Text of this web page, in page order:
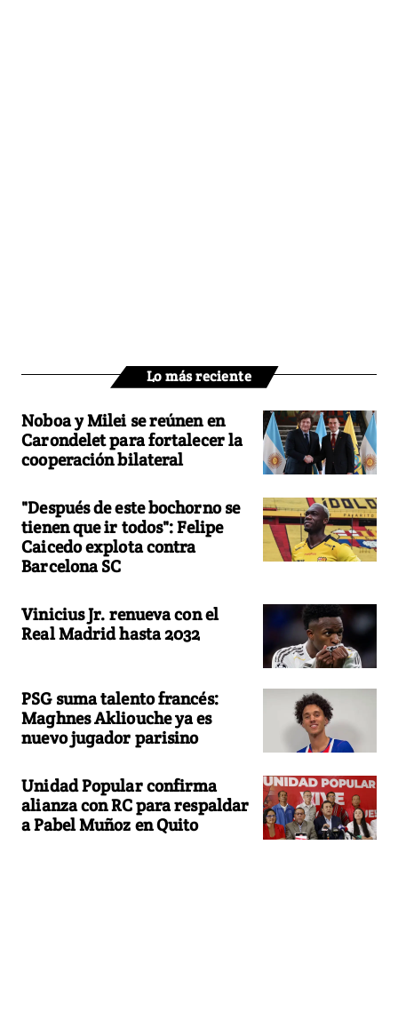
Lo más reciente
Noboa y Milei se reúnen en
Carondelet para fortalecer la
cooperación bilateral
"Después de este bochorno se
tienen que ir todos": Felipe
Caicedo explota contra
Barcelona SC
Vinicius Jr. renueva con el
Real Madrid hasta 2032
PSG suma talento francés:
Maghnes Akliouche ya es
nuevo jugador parisino
Unidad Popular confirma
alianza con RC para respaldar
a Pabel Muñoz en Quito